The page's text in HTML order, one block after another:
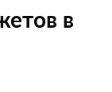
в